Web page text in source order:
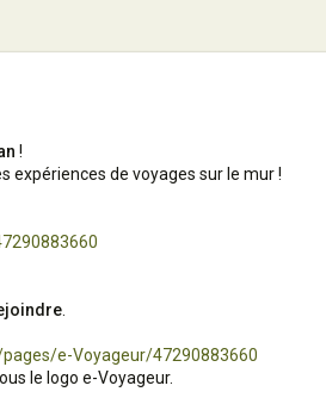
!
expériences de voyages sur le mur !
e-Voyageur/47290883660
le logo e-Voyageur.